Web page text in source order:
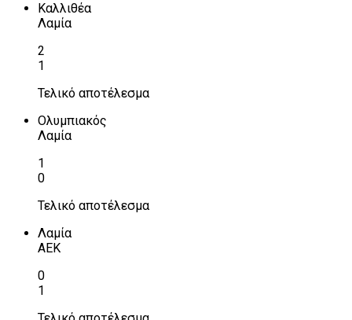
Καλλιθέα
Λαμία
2
1
Τελικό αποτέλεσμα
Ολυμπιακός
Λαμία
1
0
Τελικό αποτέλεσμα
Λαμία
ΑΕΚ
0
1